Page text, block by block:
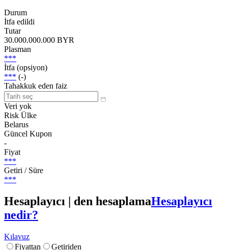
Durum
İtfa edildi
Tutar
30.000.000.000 BYR
Plasman
***
İtfa (opsiyon)
*** (-)
Tahakkuk eden faiz
Veri yok
Risk Ülke
Belarus
Güncel Kupon
-
Fiyat
***
Getiri / Süre
***
Hesaplayıcı | den hesaplamaHesaplayıcı
nedir?
Kılavuz
Fiyattan
Getiriden